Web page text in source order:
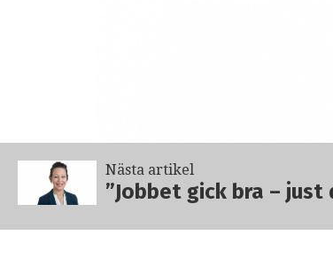
Nästa artikel
”Jobbet gick bra –